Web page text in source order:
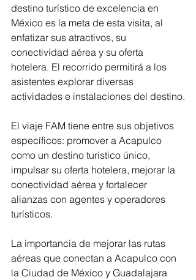
destino turístico de excelencia en
México es la meta de esta visita, al
enfatizar sus atractivos, su
conectividad aérea y su oferta
hotelera. El recorrido permitirá a los
asistentes explorar diversas
actividades e instalaciones del destino.
El viaje FAM tiene entre sus objetivos
específicos: promover a Acapulco
como un destino turístico único,
impulsar su oferta hotelera, mejorar la
conectividad aérea y fortalecer
alianzas con agentes y operadores
turísticos.
La importancia de mejorar las rutas
aéreas que conectan a Acapulco con
la Ciudad de México y Guadalajara